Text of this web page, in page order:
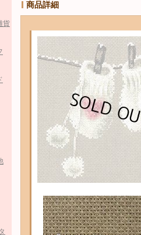
貨
商品詳細